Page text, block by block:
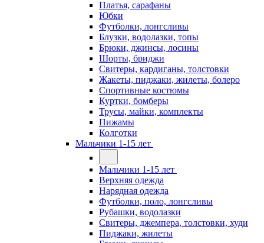
Платья, сарафаны
Юбки
Футболки, лонгсливы
Блузки, водолазки, топы
Брюки, джинсы, лосины
Шорты, бриджи
Свитеры, кардиганы, толстовки
Жакеты, пиджаки, жилеты, болеро
Спортивные костюмы
Куртки, бомберы
Трусы, майки, комплекты
Пижамы
Колготки
Мальчики 1-15 лет
Мальчики 1-15 лет
Верхняя одежда
Нарядная одежда
Футболки, поло, лонгсливы
Рубашки, водолазки
Свитеры, джемпера, толстовки, худи
Пиджаки, жилеты